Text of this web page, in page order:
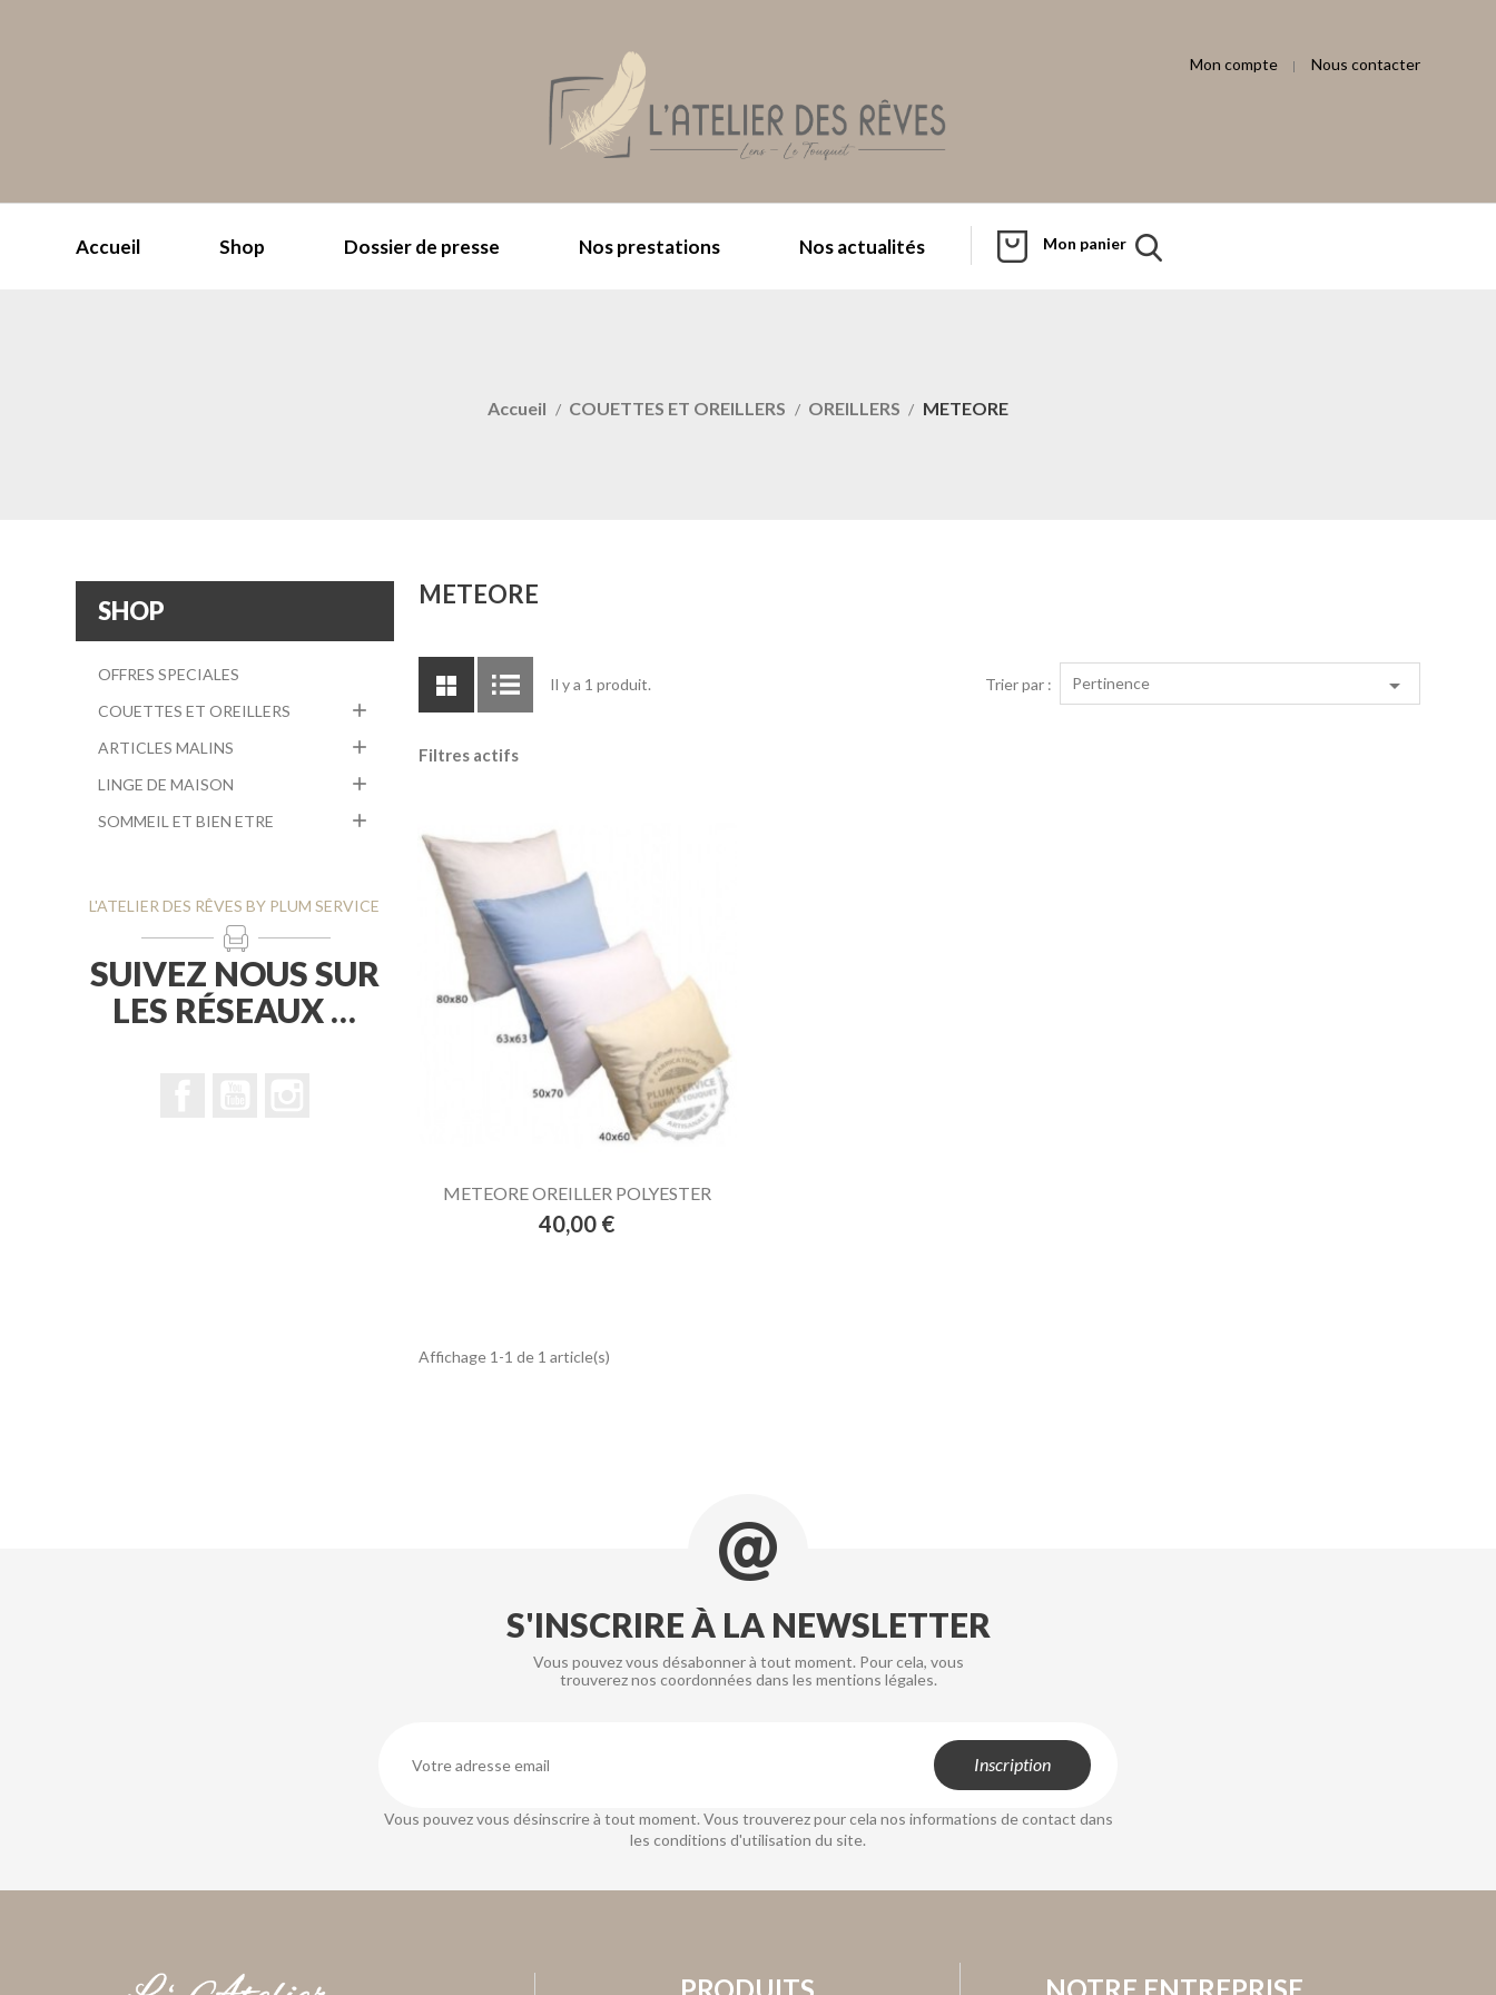
Mon compte Nous contacter
Accueil Shop Dossier de presse Nos prestations Nos actualités Mon panier
Accueil COUETTES ET OREILLERS OREILLERS METEORE
SHOP
OFFRES SPECIALES
COUETTES ET OREILLERS

ARTICLES MALINS 
LINGE DE MAISON 
SOMMEIL ET BIEN ETRE 
L'ATELIER DES RÊVES BY PLUM SERVICE
SUIVEZ NOUS SUR
LES RÉSEAUX …
METEORE
Il y a 1 produit. Trier par : Pertinence 
Filtres actifs
METEORE OREILLER POLYESTER
Prix
40,00 €
Affichage 1-1 de 1 article(s)
S'INSCRIRE À LA NEWSLETTER
Vous pouvez vous désabonner à tout moment. Pour cela, vous
trouverez nos coordonnées dans les mentions légales.
Vous pouvez vous désinscrire à tout moment. Vous trouverez pour cela nos informations de contact dans
les conditions d'utilisation du site.